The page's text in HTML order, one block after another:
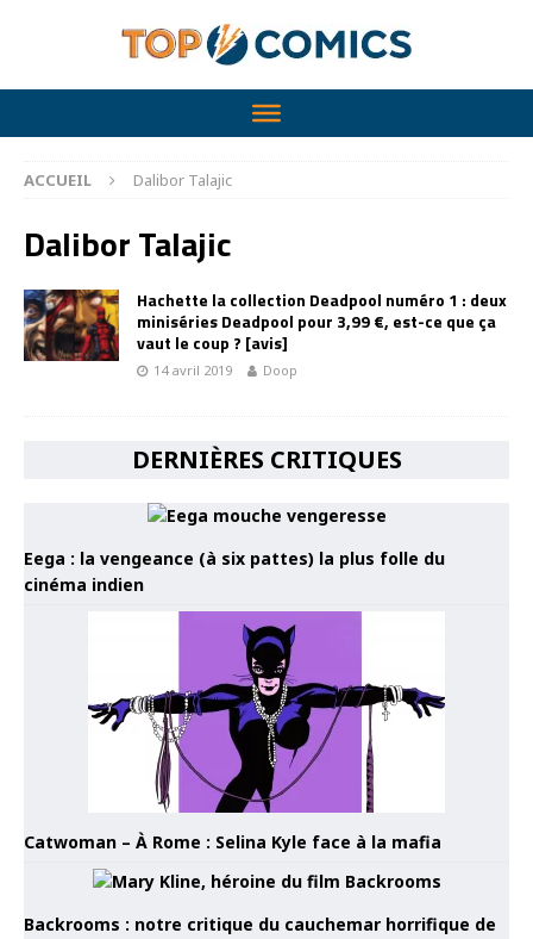
ACCUEIL Dalibor Talajic
Dalibor Talajic
Hachette la collection Deadpool numéro 1 : deux
miniséries Deadpool pour 3,99 €, est-ce que ça
vaut le coup ? [avis]
14 avril 2019 Doop
DERNIÈRES CRITIQUES
Eega : la vengeance (à six pattes) la plus folle du
cinéma indien
Catwoman – À Rome : Selina Kyle face à la mafia
Backrooms : notre critique du cauchemar horrifique de